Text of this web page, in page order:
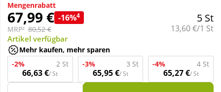
Sanitätshaus
Sport & Fitness
Tierbedarf
Mengenrabatt
67,99 € -16%4
MRP² 80,52 €
5 St
Grundpreis:
13,60 €/1 St
Artikel verfügbar
Mehr kaufen, mehr sparen
-2%
2 St
66,63 €/ St
-3% 3 St
65,95 €/ St
-4% 4 St
65,27 €/ St